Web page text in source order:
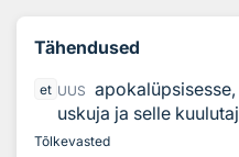
Tähendused
et UUS
uskuja ja selle
Tõlkevasted